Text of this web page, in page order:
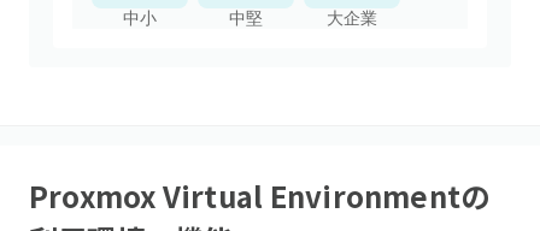
中小 中堅 大企業
Proxmox Virtual Environmentの